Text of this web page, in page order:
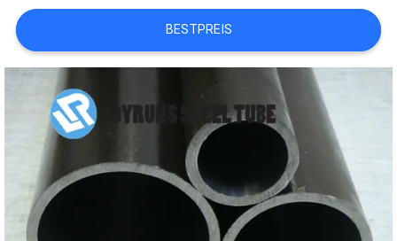
SIE
EIN
ZITAT
SEITENVERZEICHNIS
DATENSCHUTZ-
BESTIMMUNGEN
BESTPREIS